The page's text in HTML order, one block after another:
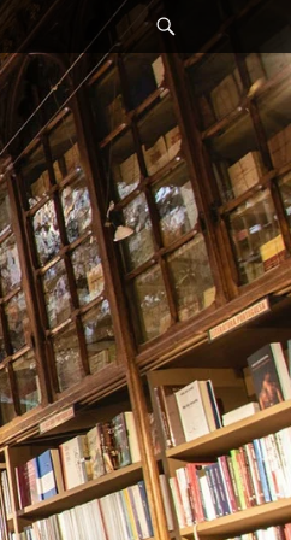
Toggle